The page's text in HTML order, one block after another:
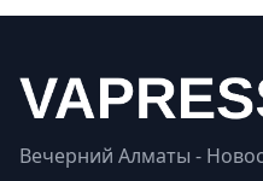
Вечерний Алматы -